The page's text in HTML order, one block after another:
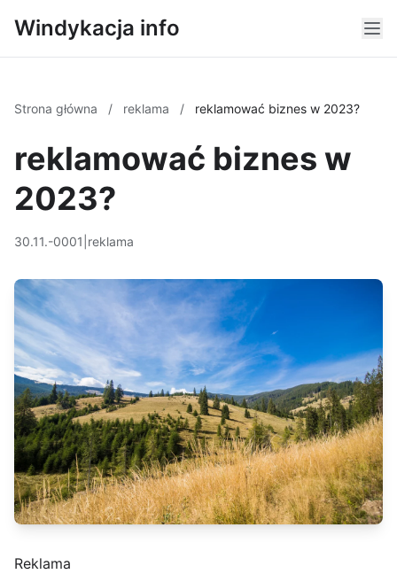
Windykacja info
Strona główna / reklama / reklamować biznes w 2023?
reklamować biznes w
2023?
30.11.-0001 reklama
Reklama